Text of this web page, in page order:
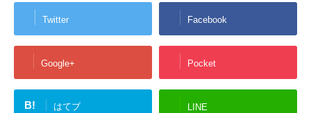
Twitter Facebook
Google+ Pocket
B! はてブ LINE